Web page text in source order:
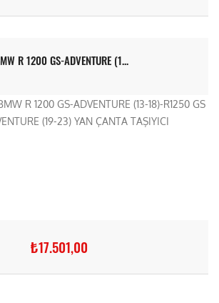
R 1200 GS-ADVENTURE (1...
₺17.501,00